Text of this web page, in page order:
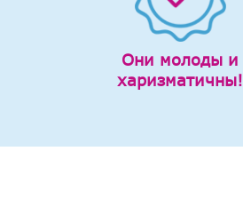
Они молоды и
харизматичны!